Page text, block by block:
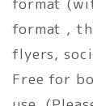
format ,
flyers,
Free for